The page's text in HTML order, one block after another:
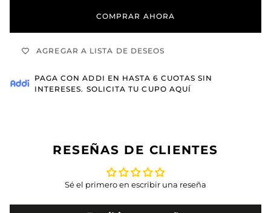
COMPRAR AHORA
AGREGAR A LISTA DE DESEOS
PAGA CONADDI EN HASTA 6 CUOTAS SIN
INTERESES. SOLICITA TU CUPO AQUÍ
RESEÑAS DE CLIENTES
Sé el primero en escribir una reseña